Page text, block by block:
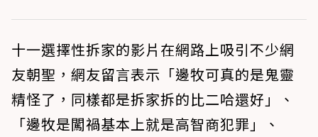
十一選擇性拆家的影片在網路上吸引不少網
友朝聖，網友留言表示「邊牧可真的是鬼靈
精怪了，同樣都是拆家拆的比二哈還好」、
「邊牧是闖禍基本上就是高智商犯罪」、